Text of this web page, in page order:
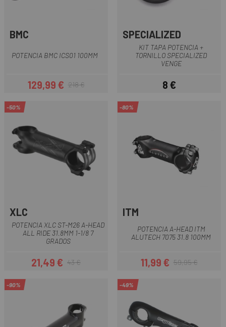
BMC
POTENCIA BMC ICS01 100MM
Precio
129,99 €Precio regular
218 €
SPECIALIZED
KIT TAPA POTENCIA +
TORNILLO SPECIALIZED
VENGE
Precio
8 €
-50%
XLC
POTENCIA XLC ST-M26 A-HEAD
ALL RIDE 31.8MM 1-1/8 7
GRADOS
Precio
21,49 €Precio regular
43 €
-80%
ITM
POTENCIA A-HEAD ITM
ALUTECH 7075 31.8 100MM
Precio
11,99 €Precio regular
59,95 €
-90% -49%